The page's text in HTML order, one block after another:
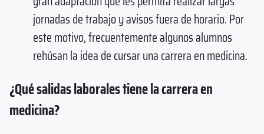
jornadas de trabajo y avisos fuera de horario. Por
este motivo, frecuentemente algunos alumnos
rehúsan la idea de cursar una carrera en medicina.
¿Qué salidas laborales tiene la carrera en
medicina?